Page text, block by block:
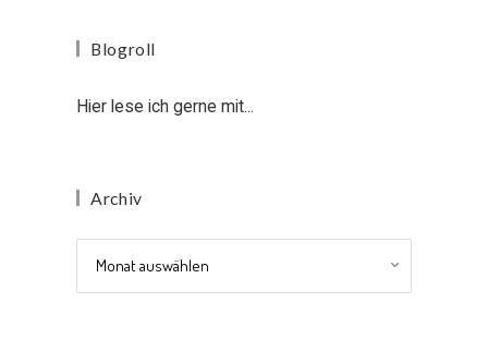
Blogroll
Hier lese ich gerne mit...
Archiv